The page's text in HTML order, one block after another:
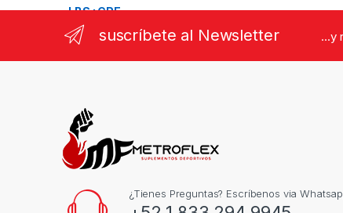
suscríbete al Newsletter ...y
¿Tienes Preguntas? Escríbenos via